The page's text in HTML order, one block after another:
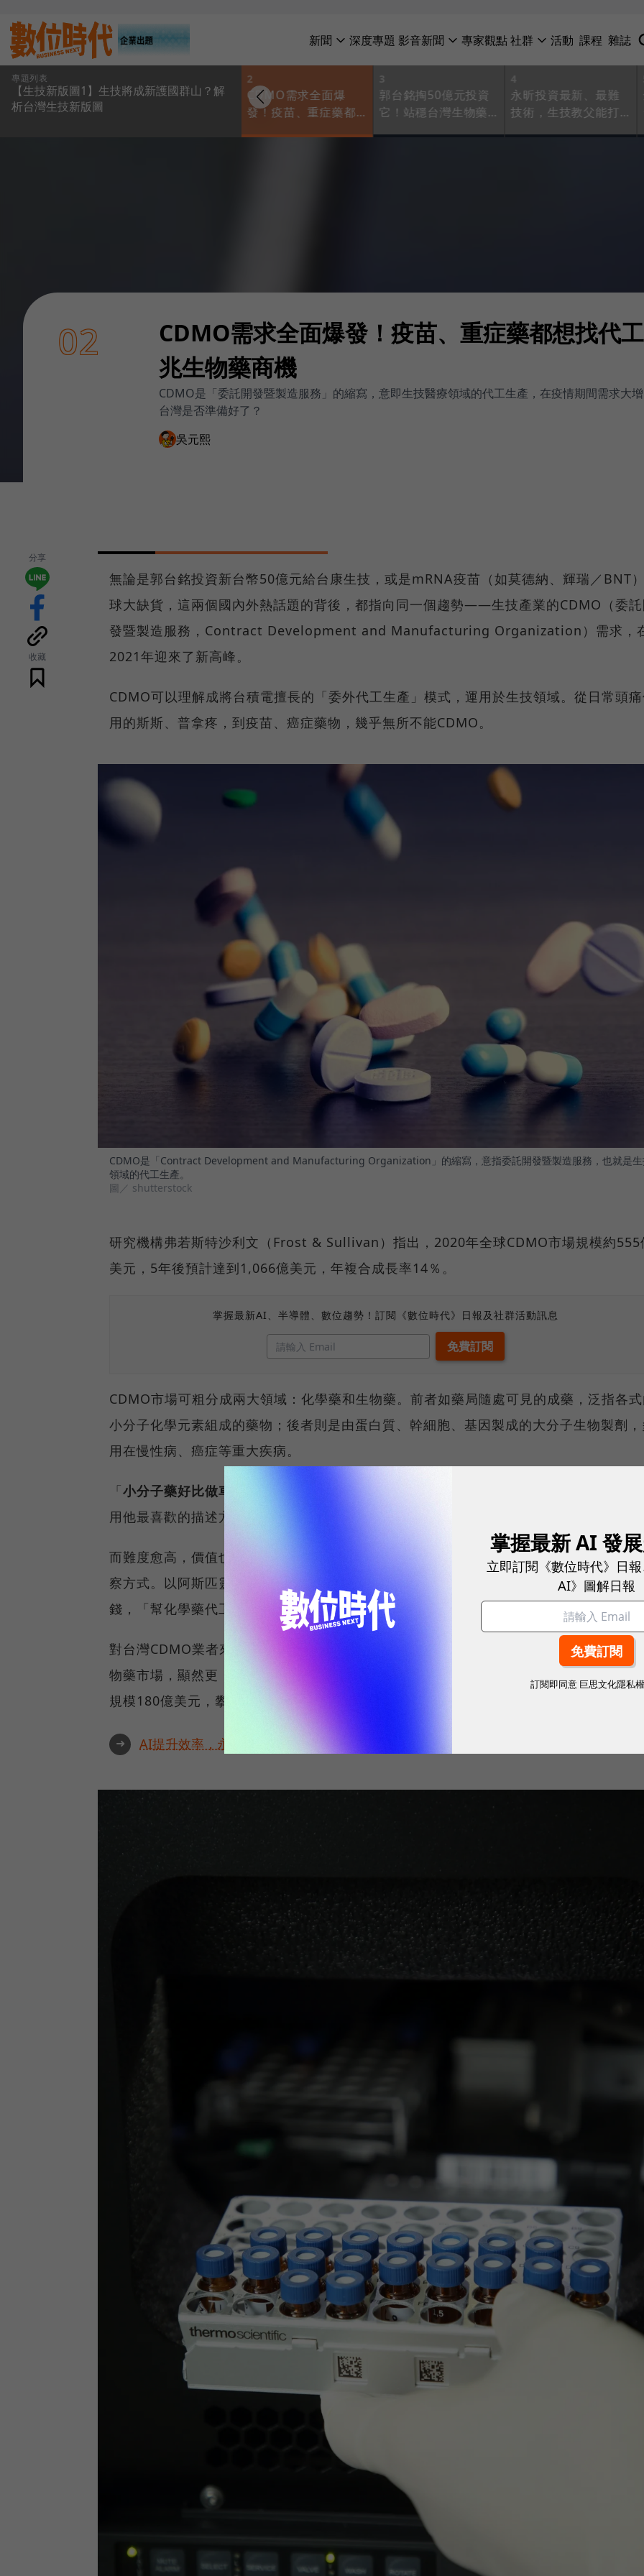
新聞 深度專題 影音新聞 專家觀點社群 活動 課程 雜誌
專題列表
【生技新版圖1】生技將成新護國群山？解
析台灣生技新版圖
生技將成新護國群
2
CDMO需求全面爆
發！疫苗、重症藥都
3
郭台銘掏50億元投資
它！站穩台灣生物藥
4
永昕投資最新、最難
技術，生技教父能打
02
CDMO需求全面爆發！疫苗、重症藥都想找代
兆生物藥商機
CDMO是「委託開發暨製造服務」的縮寫，意即生技醫療領域的代工生產，在疫情期間需求大
台灣是否準備好了？
吳元熙
分享
收藏
無論是郭台銘投資新台幣50億元給台康生技，或是mRNA疫苗（如莫德納、輝瑞／BNT
球大缺貨，這兩個國內外熱話題的背後，都指向同一個趨勢——生技產業的CDMO（委
發暨製造服務，Contract Development and Manufacturing Organization）需求，
2021年迎來了新高峰。
CDMO可以理解成將台積電擅長的「委外代工生產」模式，運用於生技領域。從日常頭
用的斯斯、普拿疼，到疫苗、癌症藥物，幾乎無所不能CDMO。
CDMO是「Contract Development and Manufacturing Organization」的縮寫，意指委託開發暨製造服務，也就是
領域的代工生產。
圖／ shutterstock
研究機構弗若斯特沙利文（Frost & Sullivan）指出，2020年全球CDMO市場規模約555
美元，5年後預計達到1,066億美元，年複合成長率14％。
掌握最新AI、半導體、數位趨勢！訂閱《數位時代》日報及社群活動訊息
CDMO市場可粗分成兩大領域：化學藥和生物藥。前者如藥局隨處可見的成藥，泛指各
小分子化學元素組成的藥物；後者則是由蛋白質、幹細胞、基因製成的大分子生物製劑
用在慢性病、癌症等重大疾病。
「小分子藥好比做車子，大分子藥則像是生產飛機。
用他最喜歡的描述方式，解釋兩者的技術門檻。
而難度愈高，價值也愈大。晟德集團兼永昕生醫董事長林榮錦表示，「藥價」是最直接
察方式。以阿斯匹靈原廠藥為例，上市時1顆賣新台幣20元，專利保護期過了，1顆只剩1
錢，「幫化學藥代工生產的CDMO公司能分多少？」
對台灣CDMO業者來說，儘管化學藥的整體規模和市值較大，但是療效更佳、藥價更貴
物藥市場，顯然更「有利可圖」。依照弗若斯特沙利文估計，生物藥可從2020年的全球
規模180億美元，攀升至2025年的460億美元。
➜ AI提升效率，永續決定未來！全球永續指標企業認證☀️100 MVP等你角逐雙獎榮譽
掌握最新 AI 發
立即訂閱《數位時代》日
AI》圖解日報
訂閱即同意 巨思文化隱私